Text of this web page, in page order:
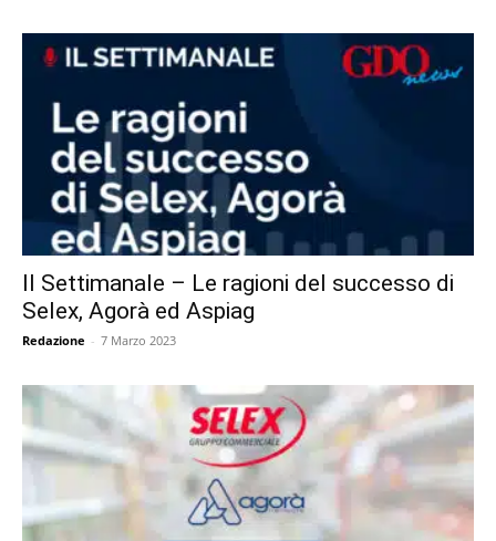
Il Settimanale – Le ragioni del successo di
Selex, Agorà ed Aspiag
Redazione - 7 Marzo 2023